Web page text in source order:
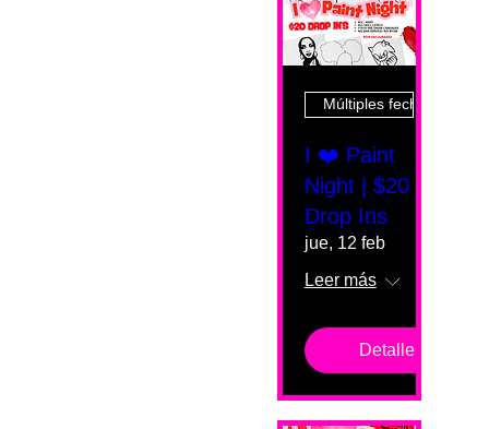
Múltiples fechas
I ❤️ Paint
Night | $20
Drop Ins
jue, 12 feb
Leer más
Detalles